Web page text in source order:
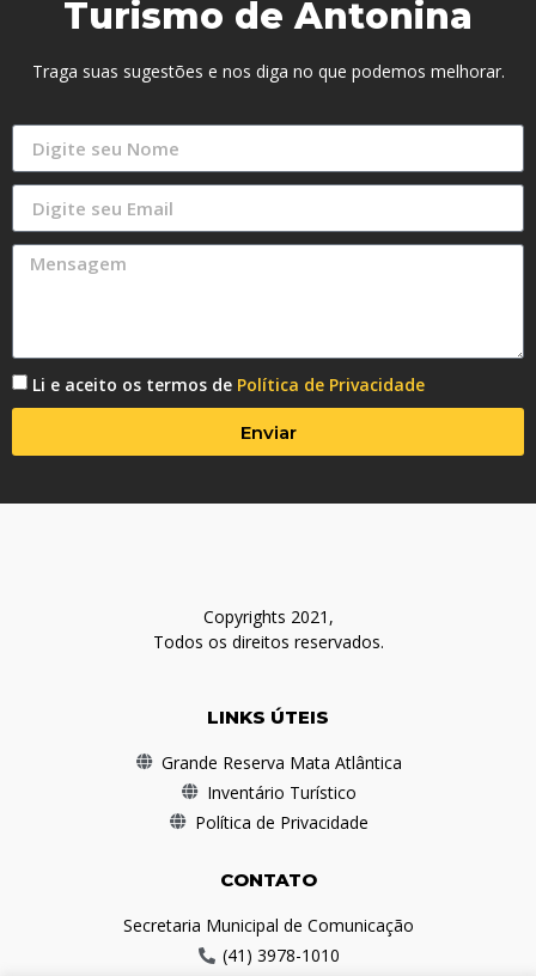
Turismo de Antonina
Traga suas sugestões e nos diga no que podemos melhorar.
Li e aceito os termos de Política de Privacidade
Enviar
Copyrights 2021,
Todos os direitos reservados.
LINKS ÚTEIS
Grande Reserva Mata Atlântica
Inventário Turístico
Política de Privacidade
CONTATO
Secretaria Municipal de Comunicação
(41) 3978-1010